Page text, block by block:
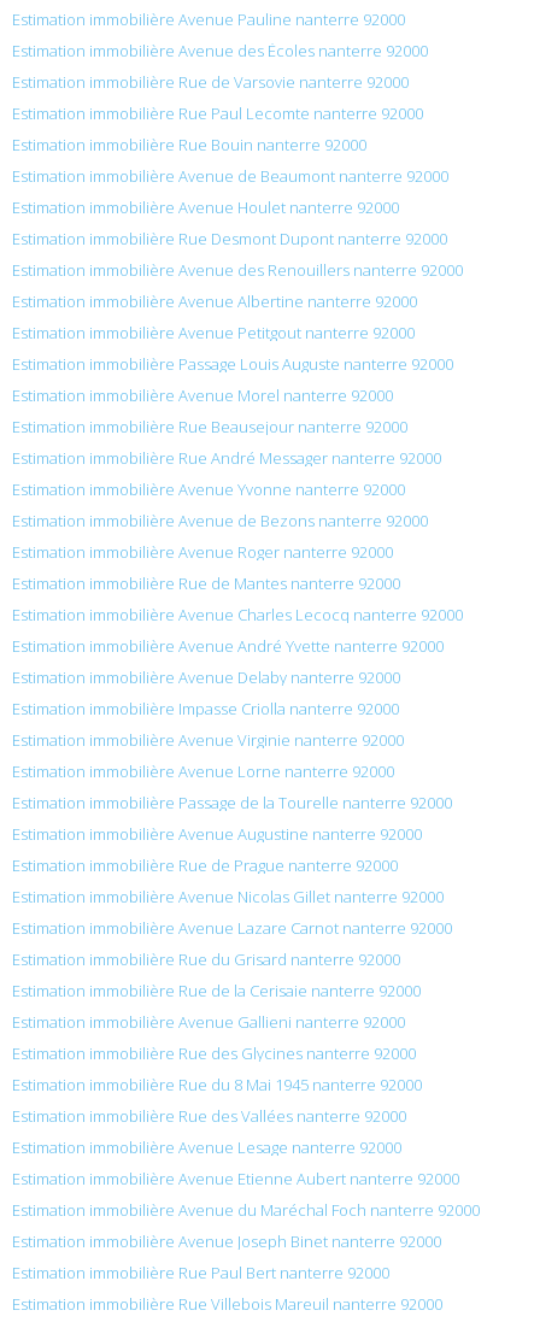
Estimation immobilière Avenue Pauline nanterre 92000
Estimation immobilière Avenue des Écoles nanterre 92000
Estimation immobilière Rue de Varsovie nanterre 92000
Estimation immobilière Rue Paul Lecomte nanterre 92000
Estimation immobilière Rue Bouin nanterre 92000
Estimation immobilière Avenue de Beaumont nanterre 92000
Estimation immobilière Avenue Houlet nanterre 92000
Estimation immobilière Rue Desmont Dupont nanterre 92000
Estimation immobilière Avenue des Renouillers nanterre 92000
Estimation immobilière Avenue Albertine nanterre 92000
Estimation immobilière Avenue Petitgout nanterre 92000
Estimation immobilière Passage Louis Auguste nanterre 92000
Estimation immobilière Avenue Morel nanterre 92000
Estimation immobilière Rue Beausejour nanterre 92000
Estimation immobilière Rue André Messager nanterre 92000
Estimation immobilière Avenue Yvonne nanterre 92000
Estimation immobilière Avenue de Bezons nanterre 92000
Estimation immobilière Avenue Roger nanterre 92000
Estimation immobilière Rue de Mantes nanterre 92000
Estimation immobilière Avenue Charles Lecocq nanterre 92000
Estimation immobilière Avenue André Yvette nanterre 92000
Estimation immobilière Avenue Delaby nanterre 92000
Estimation immobilière Impasse Criolla nanterre 92000
Estimation immobilière Avenue Virginie nanterre 92000
Estimation immobilière Avenue Lorne nanterre 92000
Estimation immobilière Passage de la Tourelle nanterre 92000
Estimation immobilière Avenue Augustine nanterre 92000
Estimation immobilière Rue de Prague nanterre 92000
Estimation immobilière Avenue Nicolas Gillet nanterre 92000
Estimation immobilière Avenue Lazare Carnot nanterre 92000
Estimation immobilière Rue du Grisard nanterre 92000
Estimation immobilière Rue de la Cerisaie nanterre 92000
Estimation immobilière Avenue Gallieni nanterre 92000
Estimation immobilière Rue des Glycines nanterre 92000
Estimation immobilière Rue du 8 Mai 1945 nanterre 92000
Estimation immobilière Rue des Vallées nanterre 92000
Estimation immobilière Avenue Lesage nanterre 92000
Estimation immobilière Avenue Etienne Aubert nanterre 92000
Estimation immobilière Avenue du Maréchal Foch nanterre 92000
Estimation immobilière Avenue Joseph Binet nanterre 92000
Estimation immobilière Rue Paul Bert nanterre 92000
Estimation immobilière Rue Villebois Mareuil nanterre 92000